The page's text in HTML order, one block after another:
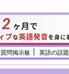
質問掲示板 英語の話題